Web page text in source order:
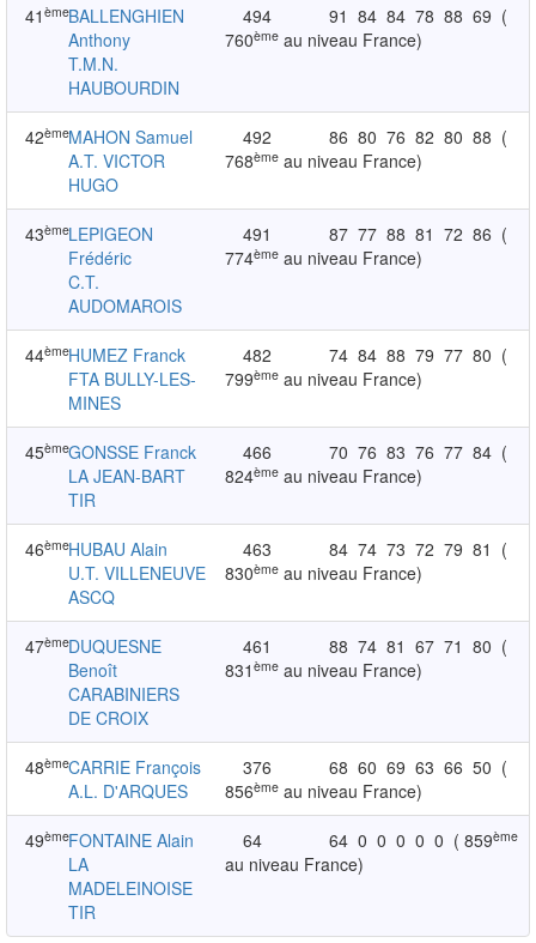
41 èmeBALLENGHIEN
Anthony
T.M.N.
HAUBOURDIN
494 91 84 84 78 88 69 (
760èmeau niveau France)
42èmeMAHON Samuel
A.T. VICTOR
HUGO
492 86 80 76 82 80 88 (
768èmeau niveau France)
43èmeLEPIGEON
Frédéric
C.T.
AUDOMAROIS
491 87 77 88 81 72 86 (
774èmeau niveau France)
44èmeHUMEZ Franck
FTA BULLY-LES-
MINES
482 74 84 88 79 77 80 (
799èmeau niveau France)
45èmeGONSSE Franck
LA JEAN-BART
TIR
466 70 76 83 76 77 84 (
824èmeau niveau France)
46èmeHUBAU Alain
U.T. VILLENEUVE
ASCQ
463 84 74 73 72 79 81 (
830èmeau niveau France)
47èmeDUQUESNE
Benoît
CARABINIERS
DE CROIX
461 88 74 81 67 71 80 (
831 èmeau niveau France)
48èmeCARRIE François
A.L. D'ARQUES
376 68 60 69 63 66 50 (
856èmeau niveau France)
49èmeFONTAINE Alain
LA
MADELEINOISE
TIR
64 64 0 0 0 0 0 ( 859ème
au niveau France)